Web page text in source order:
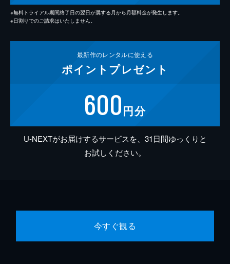
※無料トライアル期間終了日の翌日が属する月から月額料金が発生します。
※日割りでのご請求はいたしません。
最新作のレンタルに使える
ポイント プレゼント
600円分
U-NEXTがお届けするサービスを、31日間ゆっくりと
お試しください。
今すぐ観る